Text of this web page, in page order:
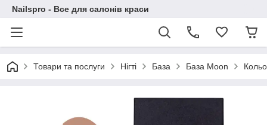
Nailspro - Все для салонів краси
Товари та послуги Нігті База База Moon